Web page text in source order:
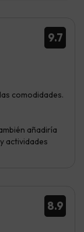
9.7
comodidades.
añadiría
actividades
8.9